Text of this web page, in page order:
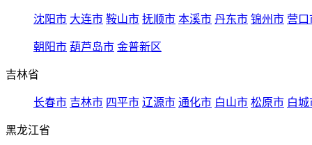
沈阳市 大连市 鞍山市 抚顺市 本溪市 丹东市 锦州市 营口
朝阳市 葫芦岛市 金普新区
吉林省
长春市 吉林市 四平市 辽源市 通化市 白山市 松原市 白城
黑龙江省